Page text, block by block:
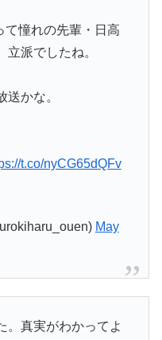
憧れの先輩・日高
派でしたね。
かな。
t.co/nyCG65dQFv
May
。真実がわかってよ